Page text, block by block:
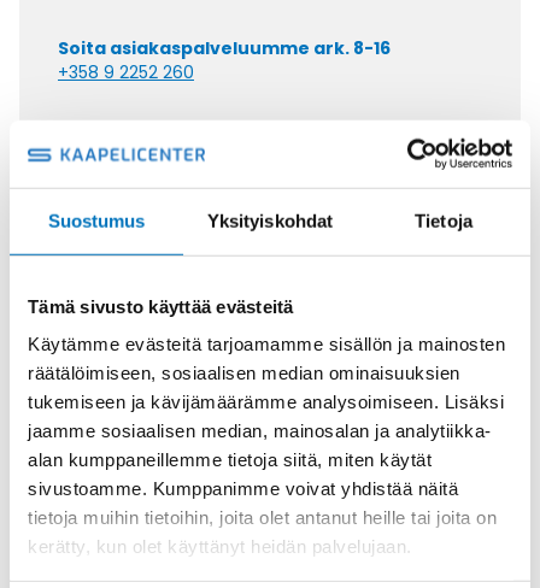
Suostumus Yksityiskohdat Tietoja
Tämä sivusto käyttää evästeitä
Käytämme evästeitä tarjoamamme sisällön ja mainosten
räätälöimiseen, sosiaalisen median ominaisuuksien
tukemiseen ja kävijämäärämme analysoimiseen. Lisäksi
jaamme sosiaalisen median, mainosalan ja analytiikka-
alan kumppaneillemme tietoja siitä, miten käytät
sivustoamme. Kumppanimme voivat yhdistää näitä
tietoja muihin tietoihin, joita olet antanut heille tai joita on
kerätty, kun olet käyttänyt heidän palvelujaan.
Soita asiakaspalveluumme ark. 8-16
+358 9 2252 260
myynti@kaapelicenter.fi
Saman kaapelin eri versiot
Johdin (H)07V-K,
ORANSSI/VALKOINEN 1X2,5
Johdin (H)07V-K,
MUSTA/VALKOINEN 1X2,5